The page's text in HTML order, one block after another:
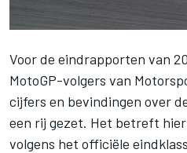
Voor de eindrapporten van
MotoGP-volgers van
cijfers en bevindingen over
een rij gezet. Het betreft
volgens het officiële